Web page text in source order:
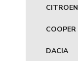
CITROEN
COOPER
DACIA